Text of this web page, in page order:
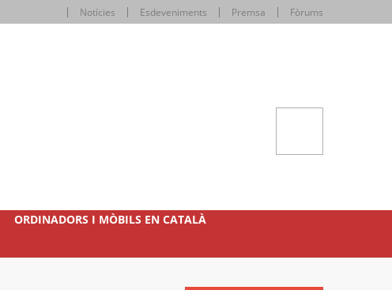
Notícies Esdeveniments Premsa Fòrums
ORDINADORS I MÒBILS EN CATALÀ